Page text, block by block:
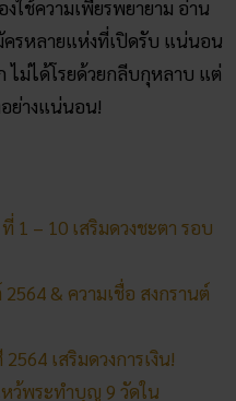
1 – 10 เสริมดวงชะตา รอบ
หว้พระทำบุญ 9 วัดใน
ง! ขอโชคลาภเสริมดวงให้ปัง